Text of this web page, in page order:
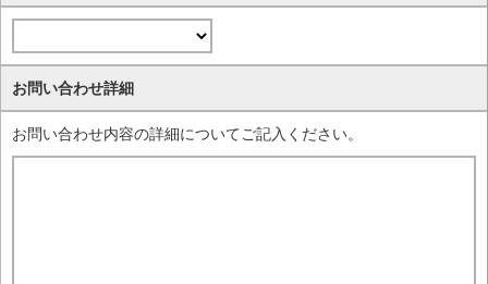
お問い合わせ詳細
お問い合わせ内容の詳細についてご記入ください。